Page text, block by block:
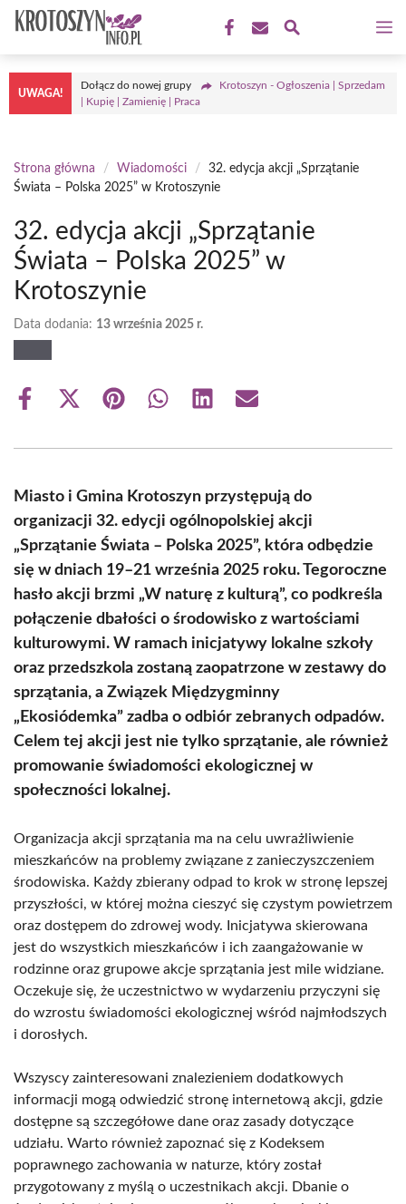
Przejdź
treści
UWAGA!
Dołącz do nowej grupy
Krotoszyn - Ogłoszenia | Sprzedam
| Kupię | Zamienię | Praca
Strona główna / Wiadomości /
32. edycja akcji „Sprzątanie
Świata – Polska 2025” w Krotoszynie
32. edycja akcji „Sprzątanie
Świata – Polska 2025” w
Krotoszynie
Data dodania: 13 września 2025 r.
Share
Share
(Twitter)
Share Share Share Share
Miasto i Gmina Krotoszyn przystępują do
organizacji 32. edycji ogólnopolskiej akcji
„Sprzątanie Świata – Polska 2025”, która odbędzie
się w dniach 19–21 września 2025 roku. Tegoroczne
hasło akcji brzmi „W naturę z kulturą”, co podkreśla
połączenie dbałości o środowisko z wartościami
kulturowymi. W ramach inicjatywy lokalne szkoły
oraz przedszkola zostaną zaopatrzone w zestawy do
sprzątania, a Związek Międzygminny
„Ekosiódemka” zadba o odbiór zebranych odpadów.
Celem tej akcji jest nie tylko sprzątanie, ale również
promowanie świadomości ekologicznej w
społeczności lokalnej.
Organizacja akcji sprzątania ma na celu uwrażliwienie
mieszkańców na problemy związane z zanieczyszczeniem
środowiska. Każdy zbierany odpad to krok w stronę lepszej
przyszłości, w której można cieszyć się czystym powietrzem
oraz dostępem do zdrowej wody. Inicjatywa skierowana
jest do wszystkich mieszkańców i ich zaangażowanie w
rodzinne oraz grupowe akcje sprzątania jest mile widziane.
Oczekuje się, że uczestnictwo w wydarzeniu przyczyni się
do wzrostu świadomości ekologicznej wśród najmłodszych
i dorosłych.
Wszyscy zainteresowani znalezieniem dodatkowych
informacji mogą odwiedzić stronę internetową akcji, gdzie
dostępne są szczegółowe dane oraz zasady dotyczące
udziału. Warto również zapoznać się z Kodeksem
poprawnego zachowania w naturze, który został
przygotowany z myślą o uczestnikach akcji. Dbanie o